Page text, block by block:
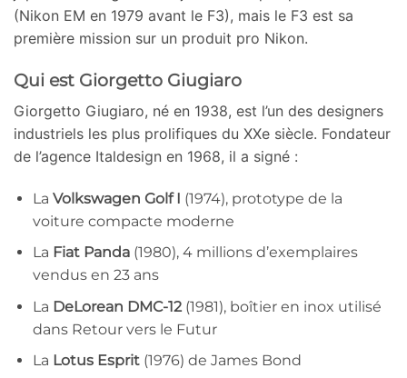
(Nikon EM en 1979 avant le F3), mais le F3 est sa
première mission sur un produit pro Nikon.
Qui est Giorgetto Giugiaro
Giorgetto Giugiaro, né en 1938, est l’un des designers
industriels les plus prolifiques du XXe siècle. Fondateur
de l’agence Italdesign en 1968, il a signé :
La Volkswagen Golf I (1974), prototype de la
voiture compacte moderne
La Fiat Panda(1980), 4 millions d’exemplaires
vendus en 23 ans
La DeLorean DMC-12(1981), boîtier en inox utilisé
dans Retour vers le Futur
La Lotus Esprit(1976) de James Bond